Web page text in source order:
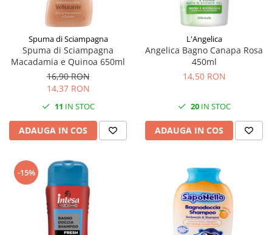
Spuma di Sciampagna
Spuma di Sciampagna
Macadamia e Quinoa 650ml
16,90 RON
14,37 RON
11 IN STOC
ADAUGA IN COS
L'Angelica
Angelica Bagno Canapa Rosa
450ml
14,50 RON
20IN STOC
ADAUGA IN COS
-15%